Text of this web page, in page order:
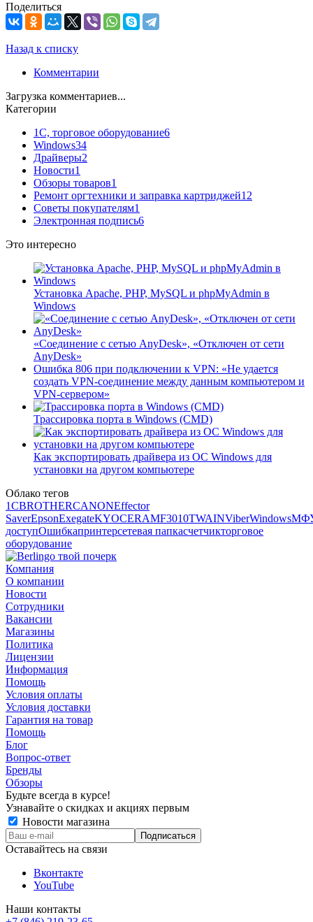
Поделиться
Назад к списку
Комментарии
Загрузка комментариев...
Категории
1С, торговое оборудование6
Windows34
Драйверы2
Новости1
Обзоры товаров1
Ремонт оргтехники и заправка картриджей12
Советы покупателям1
Электронная подпись6
Это интересно
Установка Apache, PHP, MySQL и phpMyAdmin в
Windows
«Соединение с сетью AnyDesk», «Отключен от сети
AnyDesk»
Ошибка 806 при подключении к VPN: «Не удается
создать VPN-соединение между данным компьютером и
VPN-сервером»
Трассировка порта в Windows (CMD)
Как экспортировать драйвера из ОС Windows для
установки на другом компьютере
Облако тегов
1СBROTHERCANONEffector
SaverEpsonExegateKYOCERAMF3010TWAINViberWindows
доступОшибкапринтерсетевая папкасчетчикторговое
оборудование
Компания
О компании
Новости
Сотрудники
Вакансии
Магазины
Политика
Лицензии
Информация
Помощь
Условия оплаты
Условия доставки
Гарантия на товар
Помощь
Блог
Вопрос-ответ
Бренды
Обзоры
Будьте всегда в курсе!
Узнавайте о скидках и акциях первым
Новости магазина
Оставайтесь на связи
Вконтакте
YouTube
Наши контакты